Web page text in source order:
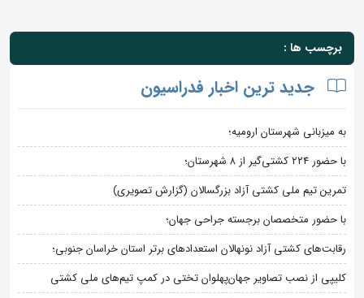
برچسب ها :
جدید ترین اخبار فدراسیون
به میزبانی شهرستان ارومیه؛
با حضور ۲۲۴ کشتی‌گیر از ۸ شهرستان؛
تمرین تیم ملی کشتی آزاد بزرگسالان (گزارش تصویری)
با حضور متخصصان برجسته جراحی جهان؛
رقابت‌های کشتی آزاد نونهالان استعدادهای برتر استان خراسان جنوبی؛
کلیپی از نصب تصاویر جهان‌پهلوان تختی در کمپ تیم‌های ملی کشتی